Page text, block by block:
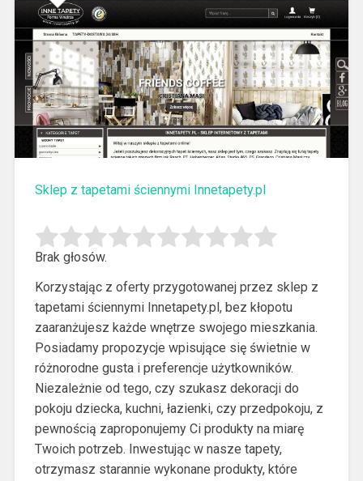
Sklep z tapetami ściennymi Innetapety.pl
Brak głosów.
Korzystając z oferty przygotowanej przez sklep z
tapetami ściennymi Innetapety.pl, bez kłopotu
zaaranżujesz każde wnętrze swojego mieszkania.
Posiadamy propozycje wpisujące się świetnie w
różnorodne gusta i preferencje użytkowników.
Niezależnie od tego, czy szukasz dekoracji do
pokoju dziecka, kuchni, łazienki, czy przedpokoju, z
pewnością zaproponujemy Ci produkty na miarę
Twoich potrzeb. Inwestując w nasze tapety,
otrzymasz starannie wykonane produkty, które